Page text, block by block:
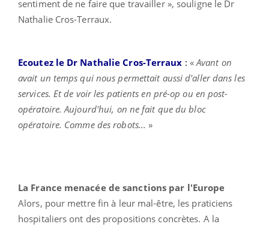
sentiment de ne faire que travailler », souligne le Dr
Nathalie Cros-Terraux.
Ecoutez le Dr Nathalie Cros-Terraux : «Avant on
avait un temps qui nous permettait aussi d'aller dans les
services. Et de voir les patients en pré-op ou en post-
opératoire. Aujourd'hui, on ne fait que du bloc
opératoire. Comme des robots...»
La France menacée de sanctions par l'Europe
Alors, pour mettre fin à leur mal-être, les praticiens
hospitaliers ont des propositions concrètes. A la